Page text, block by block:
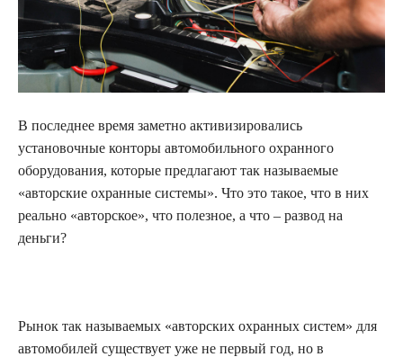
В последнее время заметно активизировались
установочные конторы автомобильного охранного
оборудования, которые предлагают так называемые
«авторские охранные системы». Что это такое, что в них
реально «авторское», что полезное, а что – развод на
деньги?
Рынок так называемых «авторских охранных систем» для
автомобилей существует уже не первый год, но в